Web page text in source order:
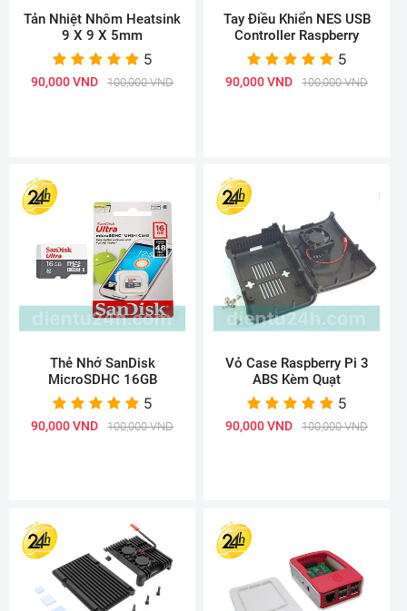
Tản Nhiệt Nhôm Heatsink
9 X 9 X 5mm
5
90,000 VND 100,000 VND
Tay Điều Khiển NES USB
Controller Raspberry
5
90,000 VND 100,000 VND
Thẻ Nhớ SanDisk
MicroSDHC 16GB
5
90,000 VND 100,000 VND
Vỏ Case Raspberry Pi 3
ABS Kèm Quạt
5
90,000 VND 100,000 VND